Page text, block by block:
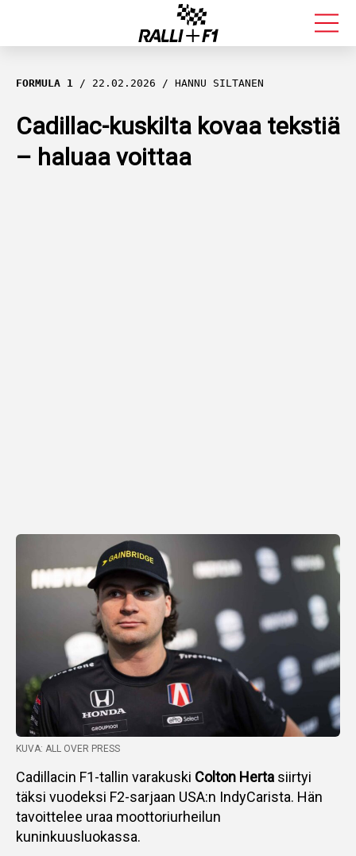
FORMULA 1
RALLI
KALLE ROVANPERÄ
FORMULA 1 22.02.2026 HANNU SILTANEN
Cadillac-kuskilta kovaa tekstiä
– haluaa voittaa
KUVA: ALL OVER PRESS
Cadillacin F1-tallin varakuski Colton Herta siirtyi
täksi vuodeksi F2-sarjaan USA:n IndyCarista. Hän
tavoittelee uraa moottoriurheilun
kuninkuusluokassa.